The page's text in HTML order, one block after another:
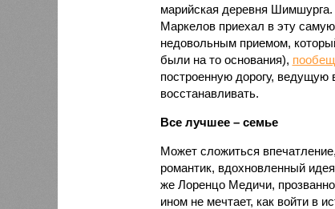
марийская деревня
Маркелов приехал в эту
недовольным приемом,
были на то основания),
построенную дорогу, ведущую
восстанавливать.
Все лучшее – семье
Может сложиться
романтик, вдохновленный
же Лоренцо Медичи,
ином не мечтает, как войти в